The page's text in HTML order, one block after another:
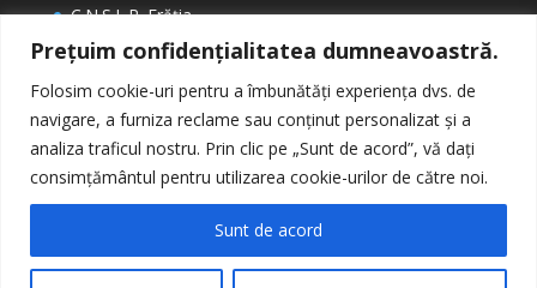
Prețuim confidențialitatea dumneavoastră.
Folosim cookie-uri pentru a îmbunătăți experiența dvs. de
navigare, a furniza reclame sau conținut personalizat și a
analiza traficul nostru. Prin clic pe „Sunt de acord”, vă dați
consimțământul pentru utilizarea cookie-urilor de către noi.
Sunt de acord
C.N.S.L.R. Frăția
ETUC (Confederația Europeană a Sindicatelor)
EPSU (Federația Europeană a Sindicatelor din
Sectorul Public)